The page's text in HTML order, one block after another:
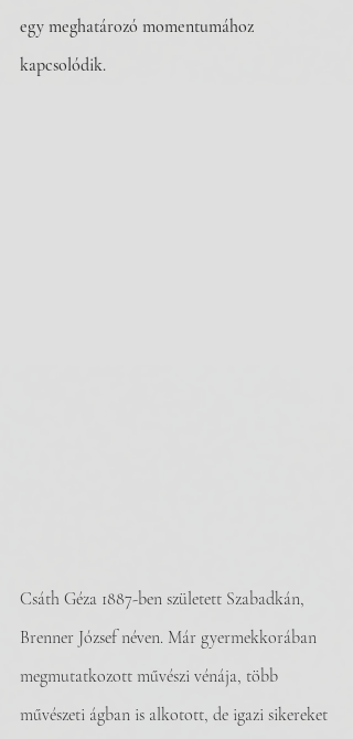
egy meghatározó momentumához
kapcsolódik.
Csáth Géza 1887-ben született Szabadkán,
Brenner József néven. Már gyermekkorában
megmutatkozott művészi vénája, több
művészeti ágban is alkotott, de igazi sikereket